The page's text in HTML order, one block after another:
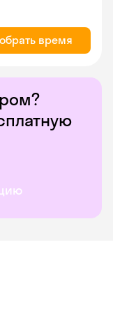
время